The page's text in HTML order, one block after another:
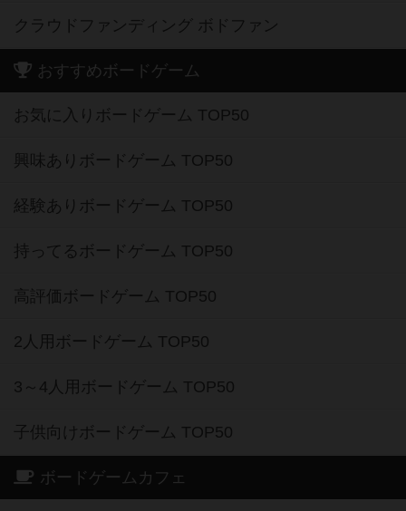
クラウドファンディング ボドファン
おすすめボードゲーム
お気に入りボードゲーム TOP50
興味ありボードゲーム TOP50
経験ありボードゲーム TOP50
持ってるボードゲーム TOP50
高評価ボードゲーム TOP50
2人用ボードゲーム TOP50
3～4人用ボードゲーム TOP50
子供向けボードゲーム TOP50
ボードゲームカフェ